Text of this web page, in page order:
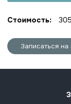
Стоимость:
Записаться на